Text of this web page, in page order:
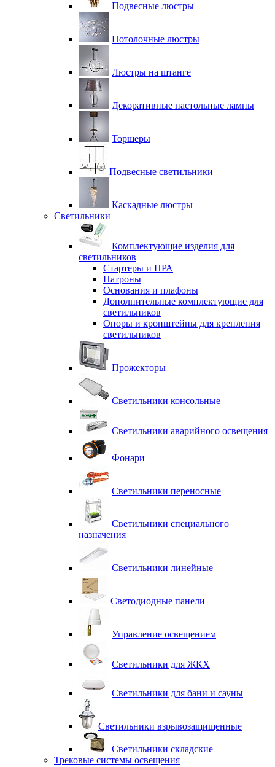
Подвесные люстры
Потолочные люстры
Люстры на штанге
Декоративные настольные лампы
Торшеры
Подвесные светильники
Каскадные люстры
Светильники
Комплектующие изделия для
светильников
Стартеры и ПРА
Патроны
Основания и плафоны
Дополнительные комплектующие для
светильников
Опоры и кронштейны для крепления
светильников
Прожекторы
Светильники консольные
Светильники аварийного освещения
Фонари
Светильники переносные
Светильники специального
назначения
Светильники линейные
Светодиодные панели
Управление освещением
Светильники для ЖКХ
Светильники для бани и сауны
Светильники взрывозащищенные
Светильники складские
Трековые системы освещения